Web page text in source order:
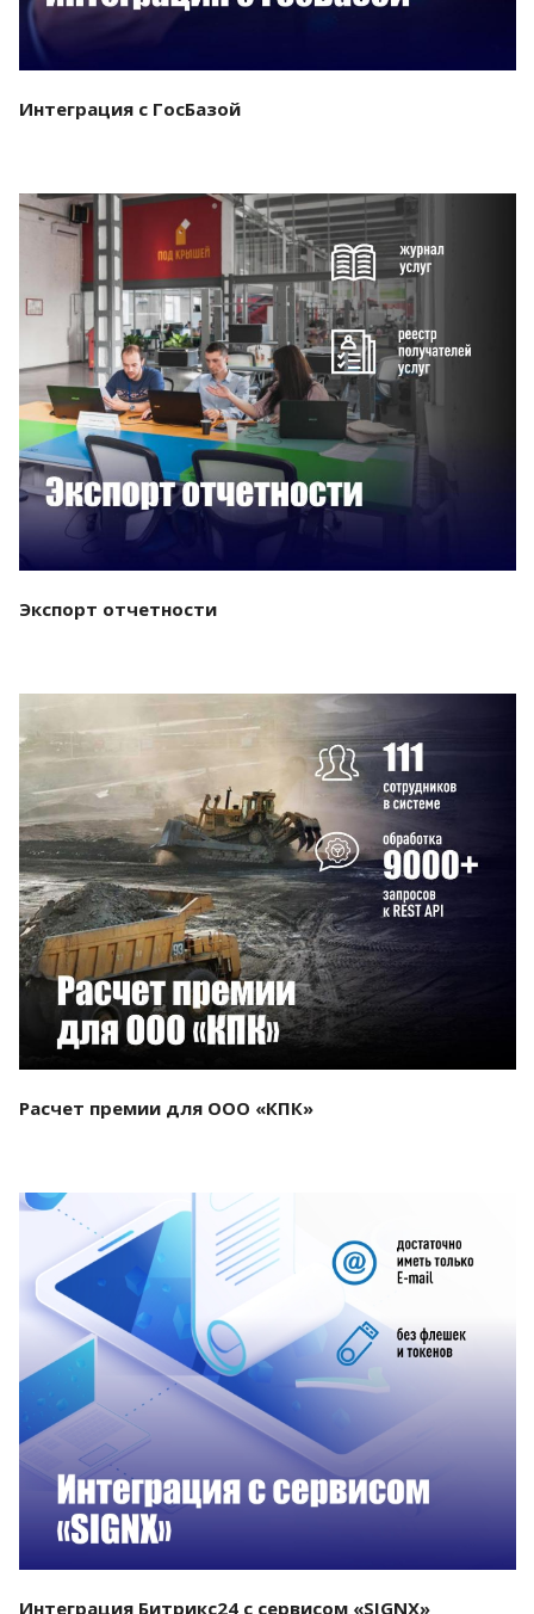
Интеграция с ГосБазой
Смотреть проект
Экспорт отчетности
Смотреть проект
Расчет премии для ООО «КПК»
Смотреть проект
Интеграция Битрикс24 с сервисом «SIGNX»